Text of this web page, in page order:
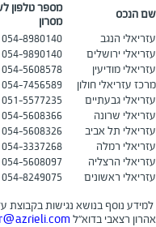
שם הנכס
מספר טלפון
מסרון
עזריאלי הנגב
054-8980140
עזריאלי ירושלים
054-9890140
עזריאלי מודיעין
054-5608578
מרכז עזריאלי חולון
054-7456589
עזריאלי גבעתיים
051-5577235
עזריאלי שרונה
054-5608366
עזריאלי תל אביב
054-5608326
עזריאלי רמלה
054-3337268
עזריאלי הרצליה
054-5608097
עזריאלי ראשונים
054-8249075
למידע נוסף בנושא נגישות בקבוצת
אהרון רצאבי בדוא"ל